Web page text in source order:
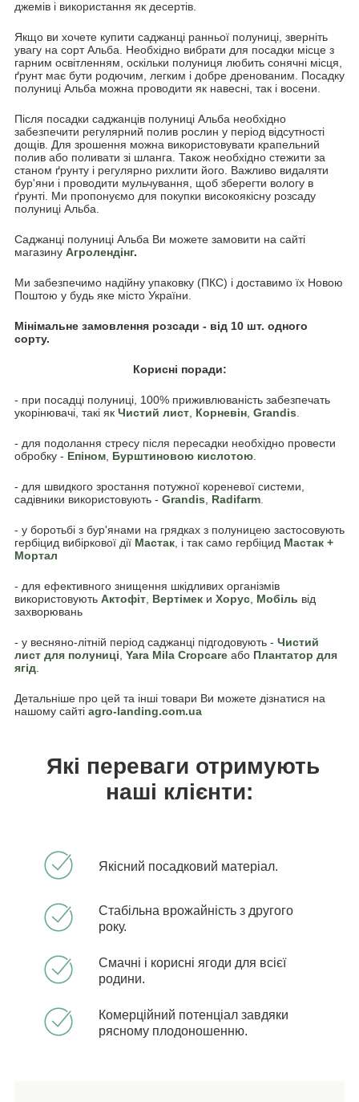
джемів і використання як десертів.
Якщо ви хочете купити саджанці ранньої полуниці, зверніть
увагу на сорт Альба. Необхідно вибрати для посадки місце з
гарним освітленням, оскільки полуниця любить сонячні місця,
ґрунт має бути родючим, легким і добре дренованим. Посадку
полуниці Альба можна проводити як навесні, так і восени.
Після посадки саджанців полуниці Альба необхідно
забезпечити регулярний полив рослин у період відсутності
дощів. Для зрошення можна використовувати крапельний
полив або поливати зі шланга. Також необхідно стежити за
станом ґрунту і регулярно рихлити його. Важливо видаляти
бур'яни і проводити мульчування, щоб зберегти вологу в
ґрунті. Ми пропонуємо для покупки високоякісну розсаду
полуниці Альба.
Саджанці полуниці Альба Ви можете замовити на сайті
магазину Агролендінг.
Ми забезпечимо надійну упаковку (ПКС) і доставимо їх Новою
Поштою у будь яке місто України.
Мінімальне замовлення розсади - від 10 шт. одного
сорту.
Корисні поради:
- при посадці полуниці, 100% приживлюваність забезпечать
укорінювачі, такі як Чистий лист Корневін Grandis
- для подолання стресу після пересадки необхідно провести
обробку - Епіном Бурштиновою кислотою
- для швидкого зростання потужної кореневої системи,
садівники використовують - Grandis Radifarm
- у боротьбі з бур'янами на грядках з полуницею застосовують
гербіцид вибіркової дії Мастак , і так само гербіцид Мастак +
Мортал
- для ефективного знищення шкідливих організмів
використовують Актофіт Вертімек и Хорус Мобіль від
захворювань
- у весняно-літній період саджанці підгодовують - Чистий
лист для полуниці Yara Mila Cropcare або Плантатор для
ягід
Детальніше про цей та інші товари Ви можете дізнатися на
нашому сайті agro-landing.com.ua
Які переваги отримують
наші клієнти:
Якісний посадковий матеріал.
Стабільна врожайність з другого
року.
Смачні і корисні ягоди для всієї
родини.
Комерційний потенціал завдяки
рясному плодоношенню.